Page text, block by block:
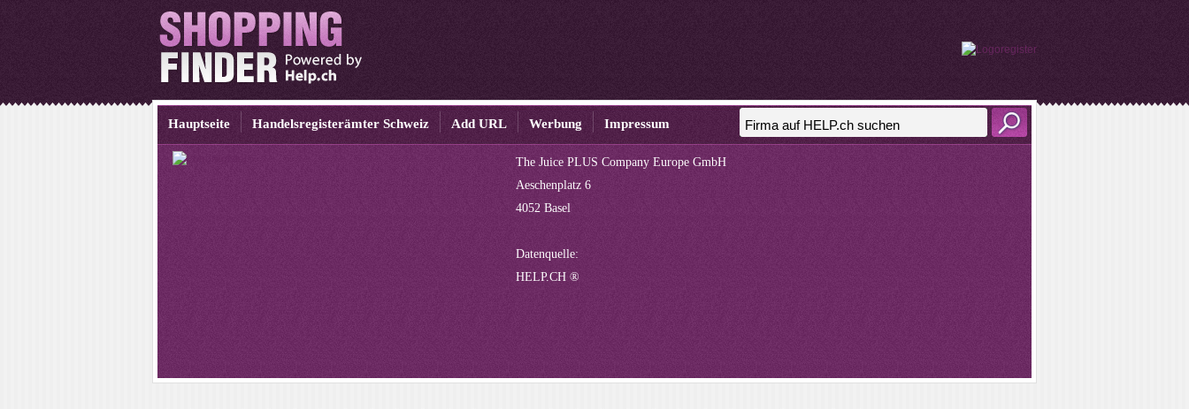
Hauptseite Handelsregisterämter Schweiz Add URL Werbung Impressum
The Juice PLUS Company Europe GmbH
Aeschenplatz 6
4052 Basel
Datenquelle:
HELP.CH ®